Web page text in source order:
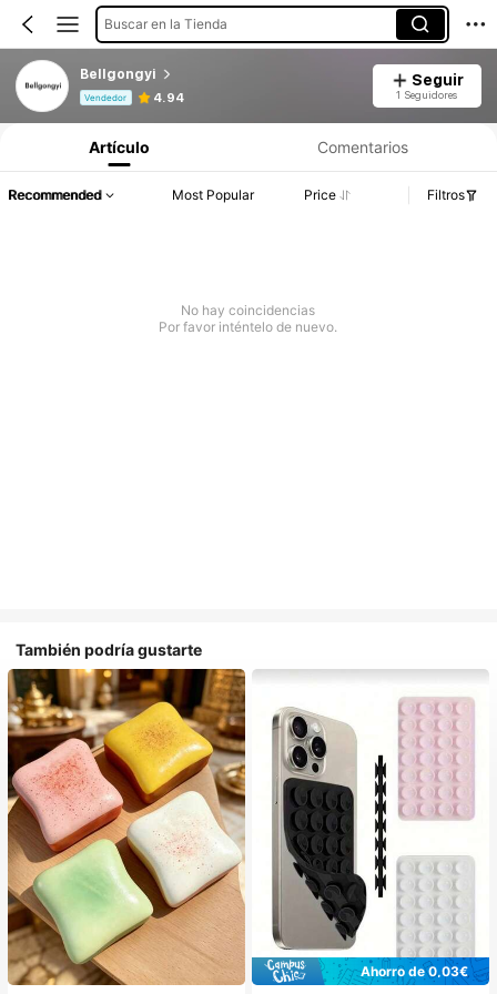
Buscar en la Tienda
Bellgongyi
Vendedor 4.94
Seguir
1 Seguidores
Artículo Comentarios
Recommended Most Popular Price Filtros
No hay coincidencias
Por favor inténtelo de nuevo.
También podría gustarte
Ahorro de 0,03€